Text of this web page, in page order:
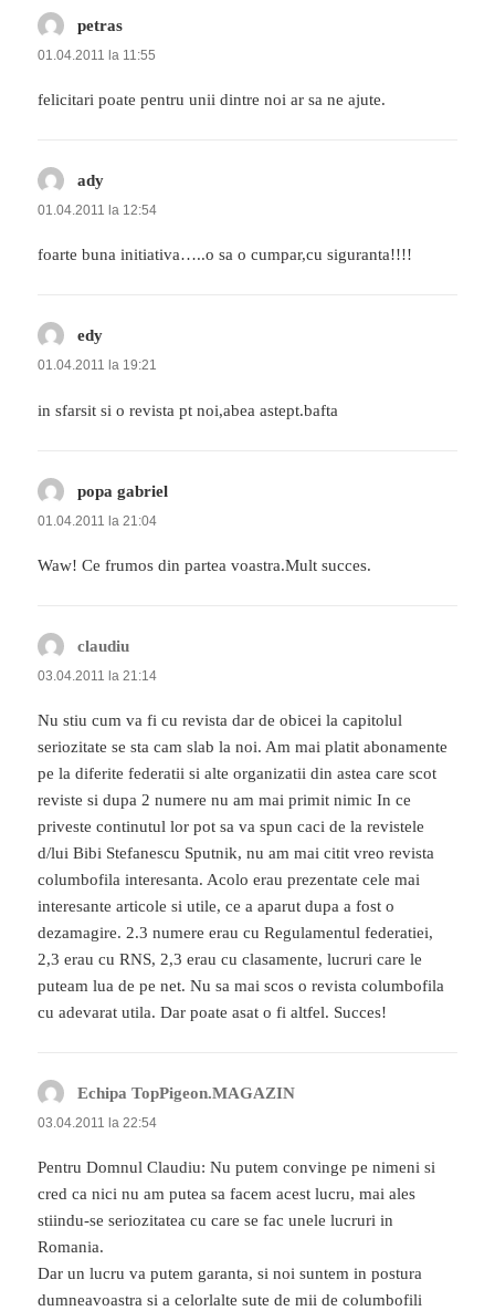
petras
01.04.2011 la 11:55
felicitari poate pentru unii dintre noi ar sa ne ajute.
ady
01.04.2011 la 12:54
foarte buna initiativa…..o sa o cumpar,cu siguranta!!!!
edy
01.04.2011 la 19:21
in sfarsit si o revista pt noi,abea astept.bafta
popa gabriel
01.04.2011 la 21:04
Waw! Ce frumos din partea voastra.Mult succes.
claudiu
03.04.2011 la 21:14
Nu stiu cum va fi cu revista dar de obicei la capitolul
seriozitate se sta cam slab la noi. Am mai platit abonamente
pe la diferite federatii si alte organizatii din astea care scot
reviste si dupa 2 numere nu am mai primit nimic In ce
priveste continutul lor pot sa va spun caci de la revistele
d/lui Bibi Stefanescu Sputnik, nu am mai citit vreo revista
columbofila interesanta. Acolo erau prezentate cele mai
interesante articole si utile, ce a aparut dupa a fost o
dezamagire. 2.3 numere erau cu Regulamentul federatiei,
2,3 erau cu RNS, 2,3 erau cu clasamente, lucruri care le
puteam lua de pe net. Nu sa mai scos o revista columbofila
cu adevarat utila. Dar poate asat o fi altfel. Succes!
Echipa TopPigeon.MAGAZIN
03.04.2011 la 22:54
Pentru Domnul Claudiu: Nu putem convinge pe nimeni si
cred ca nici nu am putea sa facem acest lucru, mai ales
stiindu-se seriozitatea cu care se fac unele lucruri in
Romania.
Dar un lucru va putem garanta, si noi suntem in postura
dumneavoastra si a celorlalte sute de mii de columbofili